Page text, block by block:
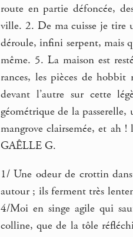
route en partie défoncée,
ville. 2. De ma cuisse je tire
déroule, infini serpent, mais
même. 5. La maison est
rances, les pièces de
devant l’autre sur cette
géométrique de la
mangrove clairsemée, et ah
GAÊLLE G.
1/ Une odeur de crottin
autour ; ils ferment très
4/Moi en singe agile qui
colline, que de la tôle